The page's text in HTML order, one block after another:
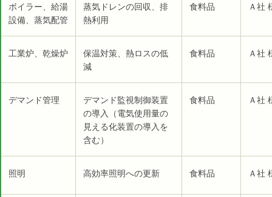
ボイラー、給湯
設備、蒸気配管
蒸気ドレンの回収、排
熱利用
食料品 Ａ社
工業炉、乾燥炉
保温対策、熱ロスの低
減
食料品 Ａ社
デマンド管理
デマンド監視制御装置
の導入（電気使用量の
見える化装置の導入を
含む）
食料品 Ａ社
照明 高効率照明への更新 食料品 Ａ社